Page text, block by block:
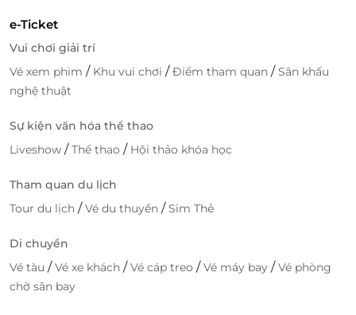
về trò chơi & khu vực sử dụng dịch vụ.
Đội ngũ hỗ trợ nhiệt tình, tư vấn mọi thắc mắc
về dịch vụ.
Hợp tác trực tiếp với các khu vui chơi - đảm bảo
Sẵn sàng vui chơi ngày mới? Đặt liền tay!
Suối Tiên ngay hôm nay trên LifeLink? Vui chơi hết
mình, tiết kiệm hết cỡ, lại không cần lo xếp hàng
niệm giải trí khó quên giữa lòng TP.HCM. Đặt vé sớm
để không bỏ lỡ ưu đãi hấp dẫn từ nền tảng săn deal
hàng đầu Việt Nam!
e-Ticket
Vui chơi giải trí
Vé xem phim / Khu vui chơi /Điểm tham quan /Sân khấu
nghệ thuật
Sự kiện văn hóa thể thao
Liveshow /Thể thao / Hội thảo khóa học
Tham quan du lịch
Tour du lịch /Vé du thuyền /Sim Thẻ
Di chuyển
Vé tàu /Vé xe khách /Vé cáp treo /Vé máy bay /Vé phòng
chờ sân bay